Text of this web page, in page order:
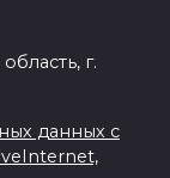
г.
данных с